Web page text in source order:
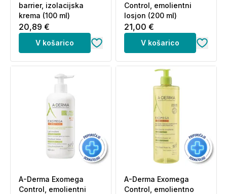
barrier, izolacijska
krema (100 ml)
20,89 €
V košarico
Control, emolientni
losjon (200 ml)
21,00 €
V košarico
A-Derma Exomega
Control, emolientni
A-Derma Exomega
Control, emolientno